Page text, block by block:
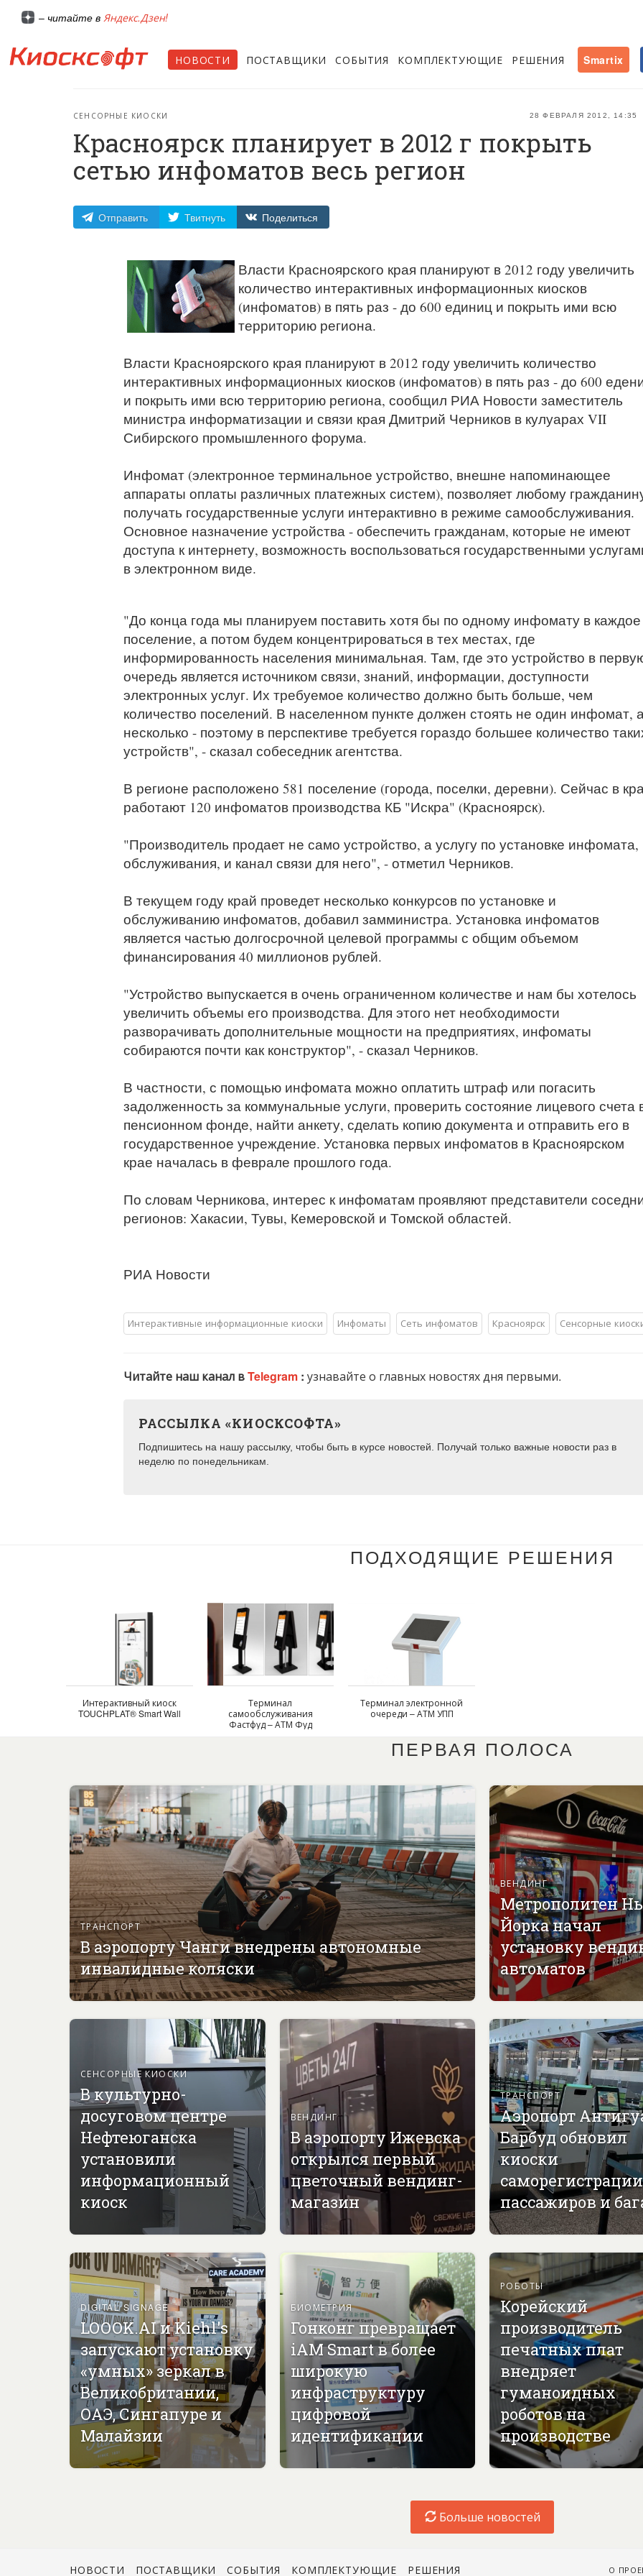
– читайте в Яндекс.Дзен!
НОВОСТИ ПОСТАВЩИКИ СОБЫТИЯ КОМПЛЕКТУЮЩИЕ РЕШЕНИЯ Smartix
28 ФЕВРАЛЯ 2012, 14:35
СЕНСОРНЫЕ КИОСКИ
Красноярск планирует в 2012 г покрыть
сетью инфоматов весь регион
Отправить Твитнуть Поделиться
Власти Красноярского края планируют в 2012 году увеличить
количество интерактивных информационных киосков
(инфоматов) в пять раз - до 600 единиц и покрыть ими всю
территорию региона.
Власти Красноярского края планируют в 2012 году увеличить количество
интерактивных информационных киосков (инфоматов) в пять раз - до 600
и покрыть ими всю территорию региона, сообщил РИА Новости заместитель
министра информатизации и связи края Дмитрий Черников в кулуарах VII
Сибирского промышленного форума.
Инфомат (электронное терминальное устройство, внешне напоминающее
аппараты оплаты различных платежных систем), позволяет любому
получать государственные услуги интерактивно в режиме самообслуживания.
Основное назначение устройства - обеспечить гражданам, которые не имеют
доступа к интернету, возможность воспользоваться государственными
в электронном виде.
"До конца года мы планируем поставить хотя бы по одному инфомату в каждое
поселение, а потом будем концентрироваться в тех местах, где
информированность населения минимальная. Там, где это устройство в
очередь является источником связи, знаний, информации, доступности
электронных услуг. Их требуемое количество должно быть больше, чем
количество поселений. В населенном пункте должен стоять не один инфомат,
несколько - поэтому в перспективе требуется гораздо большее количество
устройств", - сказал собеседник агентства.
В регионе расположено 581 поселение (города, поселки, деревни). Сейчас в
работают 120 инфоматов производства КБ "Искра" (Красноярск).
"Производитель продает не само устройство, а услугу по установке инфомата,
обслуживания, и канал связи для него", - отметил Черников.
В текущем году край проведет несколько конкурсов по установке и
обслуживанию инфоматов, добавил замминистра. Установка инфоматов
является частью долгосрочной целевой программы с общим объемом
финансирования 40 миллионов рублей.
"Устройство выпускается в очень ограниченном количестве и нам бы хотелось
увеличить объемы его производства. Для этого нет необходимости
разворачивать дополнительные мощности на предприятиях, инфоматы
собираются почти как конструктор", - сказал Черников.
В частности, с помощью инфомата можно оплатить штраф или погасить
задолженность за коммунальные услуги, проверить состояние лицевого счета
пенсионном фонде, найти анкету, сделать копию документа и отправить его в
государственное учреждение. Установка первых инфоматов в Красноярском
крае началась в феврале прошлого года.
По словам Черникова, интерес к инфоматам проявляют представители
регионов: Хакасии, Тувы, Кемеровской и Томской областей.
РИА Новости
Интерактивные информационные киоски Инфоматы Сеть инфоматов Красноярск Сенсорные
Читайте наш канал вTelegram : узнавайте о главных новостях дня первыми.
РАССЫЛКА «КИОСКСОФТА»
Подпишитесь на нашу рассылку, чтобы быть в курсе новостей. Получай только важные новости раз в
неделю по понедельникам.
ПОДХОДЯЩИЕ РЕШЕНИЯ
Интерактивный киоск
TOUCHPLAT® Smart Wall
Терминал
самообслуживания
Фастфуд – АТМ Фуд
Терминал электронной
очереди – АТМ УПП
ПЕРВАЯ ПОЛОСА
ТРАНСПОРТ
В аэропорту Чанги внедрены автономные
инвалидные коляски
ВЕНДИНГ
Метрополитен
Йорка начал
установку
автоматов
СЕНСОРНЫЕ КИОСКИ
В культурно-
досуговом центре
Нефтеюганска
установили
информационный
киоск
ВЕНДИНГ
В аэропорту Ижевска
открылся первый
цветочный вендинг-
магазин
ТРАНСПОРТ
Аэропорт
Барбуд обновил
киоски
саморегистрации
пассажиров и
DIGITAL SIGNAGE
LOOOK.AI и Kiehl's
запускают установку
«умных» зеркал в
Великобритании,
ОАЭ, Сингапуре и
Малайзии
БИОМЕТРИЯ
Гонконг превращает
iAM Smart в более
широкую
инфраструктуру
цифровой
идентификации
РОБОТЫ
Корейский
производитель
печатных плат
внедряет
гуманоидных
роботов на
производстве
Больше новостей
О
НОВОСТИ ПОСТАВЩИКИ СОБЫТИЯ КОМПЛЕКТУЮЩИЕ РЕШЕНИЯ